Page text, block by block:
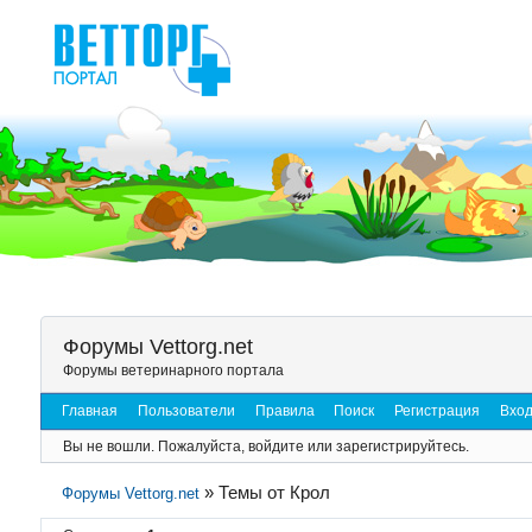
Форумы Vettorg.net
Форумы ветеринарного портала
Главная Пользователи Правила Поиск Регистрация Вход
Вы не вошли. Пожалуйста, войдите или зарегистрируйтесь.
Форумы Vettorg.net »Темы от Крол